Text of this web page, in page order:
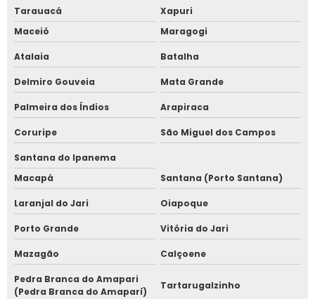
Tarauacá
Xapuri
Maceió
Maragogi
Atalaia Batalha
Delmiro Gouveia Mata Grande
Palmeira dos Índios Arapiraca
Coruripe São Miguel dos Campos
Santana do Ipanema
Macapá
Santana (Porto Santana)
Laranjal do Jari Oiapoque
Porto Grande Vitória do Jari
Mazagão Calçoene
Pedra Branca do Amapari
(Pedra Branca do Amaparí)
Tartarugalzinho